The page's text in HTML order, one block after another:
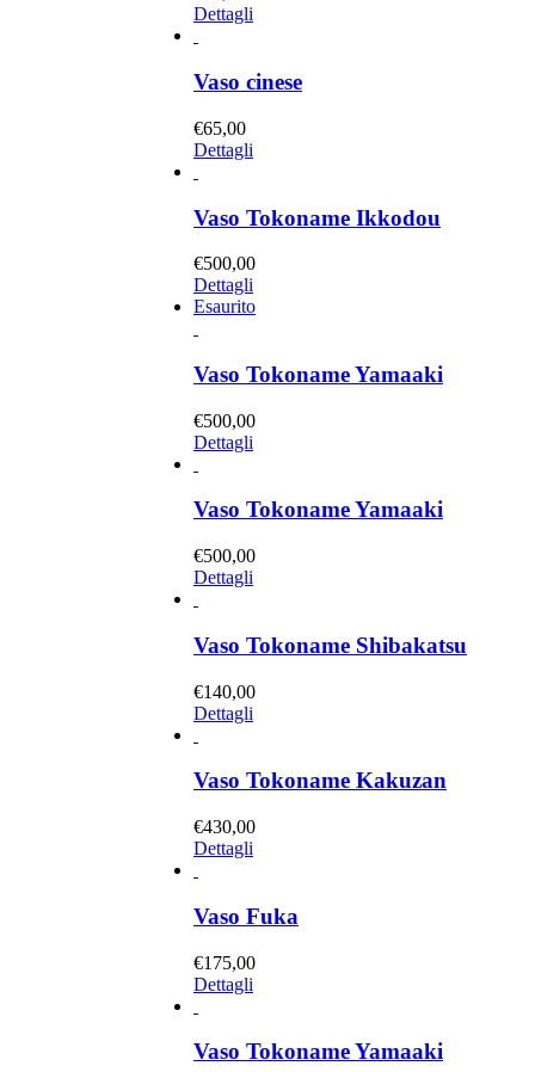
Dettagli
Vaso cinese
€65,00
Dettagli
Vaso Tokoname Ikkodou
€500,00
Dettagli
Esaurito
Vaso Tokoname Yamaaki
€500,00
Dettagli
Vaso Tokoname Yamaaki
€500,00
Dettagli
Vaso Tokoname Shibakatsu
€140,00
Dettagli
Vaso Tokoname Kakuzan
€430,00
Dettagli
Vaso Fuka
€175,00
Dettagli
Vaso Tokoname Yamaaki